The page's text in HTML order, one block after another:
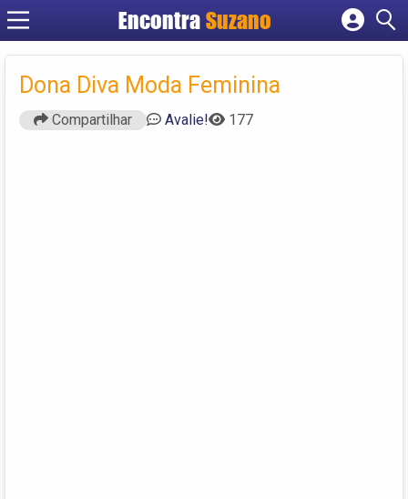
EncontraSuzano
Cadastrar empresa
Criar conta
Dona Diva Moda Feminina
Compartilhar Avalie! 177